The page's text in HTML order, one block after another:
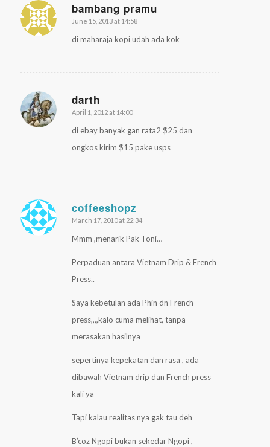
bambang pramu
says:
June 15, 2013 at 14:58
di maharaja kopi udah ada kok
darth
says:
April 1, 2012 at 14:00
di ebay banyak gan rata2 $25 dan
ongkos kirim $15 pake usps
coffeeshopz
says:
March 17, 2010 at 22:34
Mmm ,menarik Pak Toni…
Perpaduan antara Vietnam Drip & French
Press..
Saya kebetulan ada Phin dn French
press,,,,kalo cuma melihat, tanpa
merasakan hasilnya
sepertinya kepekatan dan rasa , ada
dibawah Vietnam drip dan French press
kali ya
Tapi kalau realitas nya gak tau deh
B’coz Ngopi bukan sekedar Ngopi ,